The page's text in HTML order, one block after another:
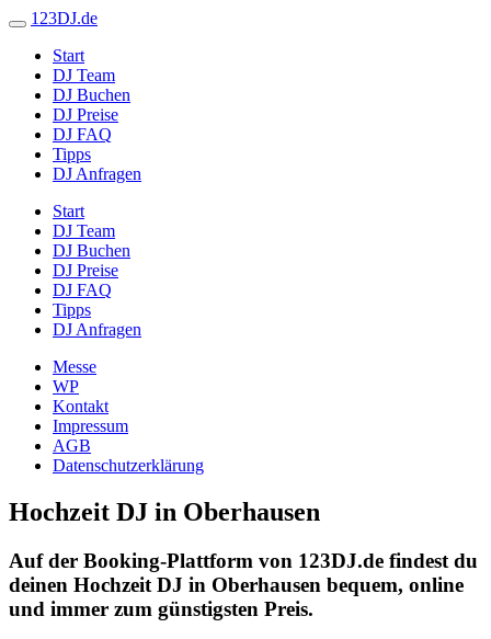
123DJ.de
Start
DJ Team
DJ Buchen
DJ Preise
DJ FAQ
Tipps
DJ Anfragen
Start
DJ Team
DJ Buchen
DJ Preise
DJ FAQ
Tipps
DJ Anfragen
Messe
WP
Kontakt
Impressum
AGB
Datenschutzerklärung
Hochzeit DJ in Oberhausen
Auf der Booking-Plattform von 123DJ.de findest du
deinen Hochzeit DJ in Oberhausen bequem, online
und immer zum günstigsten Preis.